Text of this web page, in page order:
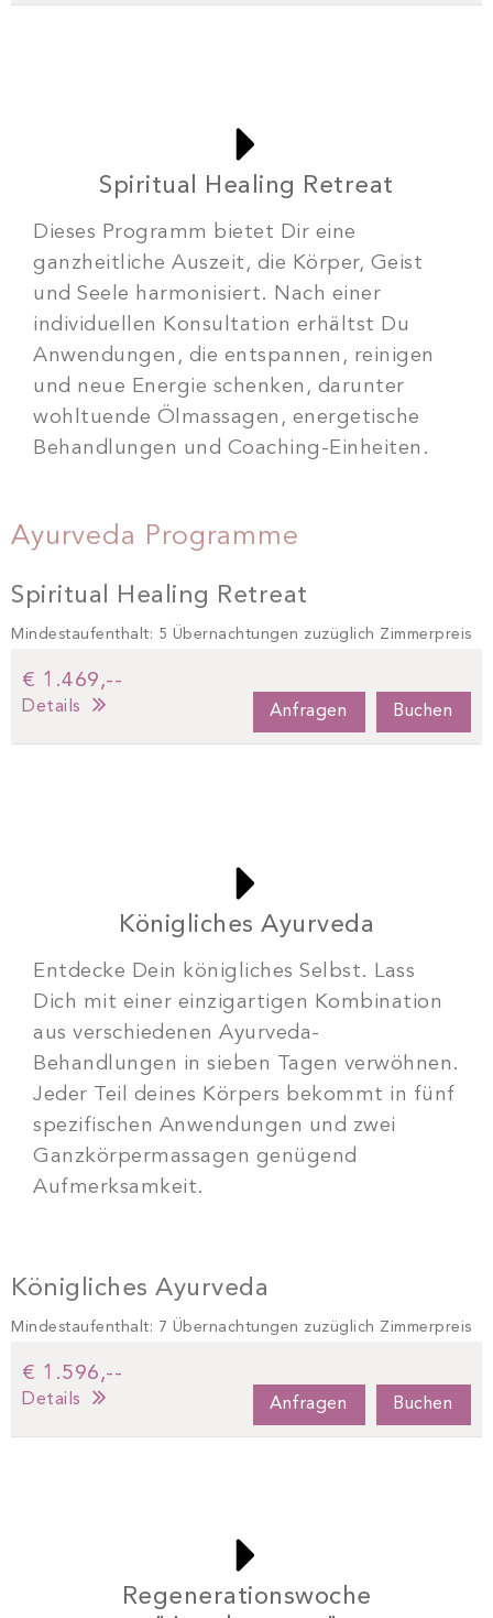
Spiritual Healing Retreat
Dieses Programm bietet Dir eine
ganzheitliche Auszeit, die Körper, Geist
und Seele harmonisiert. Nach einer
individuellen Konsultation erhältst Du
Anwendungen, die entspannen, reinigen
und neue Energie schenken, darunter
wohltuende Ölmassagen, energetische
Behandlungen und Coaching-Einheiten.
Ayurveda Programme
Spiritual Healing Retreat
Mindestaufenthalt: 5 Übernachtungen zuzüglich Zimmerpreis
€ 1.469,--
Buchen
Anfragen
Details
Königliches Ayurveda
Entdecke Dein königliches Selbst. Lass
Dich mit einer einzigartigen Kombination
aus verschiedenen Ayurveda-
Behandlungen in sieben Tagen verwöhnen.
Jeder Teil deines Körpers bekommt in fünf
spezifischen Anwendungen und zwei
Ganzkörpermassagen genügend
Aufmerksamkeit.
Königliches Ayurveda
Mindestaufenthalt: 7 Übernachtungen zuzüglich Zimmerpreis
€ 1.596,--
Buchen
Anfragen
Details
Regenerationswoche